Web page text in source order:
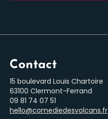
Contact
15 boulevard Louis Chartoire
63100 Clermont-Ferrand
‭09 81 74 07 51‬
hello@comediedesvolcans.fr